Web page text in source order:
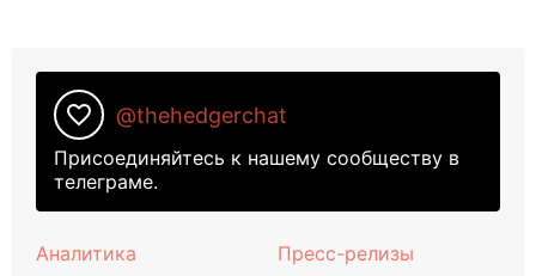
favorite_border @thehedgerchat
Присоединяйтесь к нашему сообществу в
телеграме.
Аналитика
Пресс-релизы